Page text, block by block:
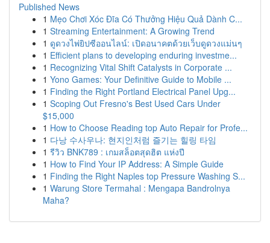
Published News
1 Mẹo Chơi Xóc Đĩa Có Thưởng Hiệu Quả Dành C...
1 Streaming Entertainment: A Growing Trend
1 ดูดวงไพ่ยิปซีออนไลน์: เปิดอนาคตด้วยเว็บดูดวงแม่นๆ
1 Efficient plans to developing enduring investme...
1 Recognizing Vital Shift Catalysts in Corporate ...
1 Yono Games: Your Definitive Guide to Mobile ...
1 Finding the Right Portland Electrical Panel Upg...
1 Scoping Out Fresno's Best Used Cars Under
$15,000
1 How to Choose Reading top Auto Repair for Profe...
1 다낭 수사우나: 현지인처럼 즐기는 힐링 타임
1 รีวิว BNK789 : เกมสล็อตสุดฮิต แห่งปี
1 How to Find Your IP Address: A Simple Guide
1 Finding the Right Naples top Pressure Washing S...
1 Warung Store Termahal : Mengapa Bandrolnya
Maha?